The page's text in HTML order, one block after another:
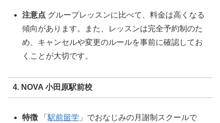
注意点 グループレッスンに比べて、料金は高くなる
傾向があります。また、レッスンは完全予約制のた
め、キャンセルや変更のルールを事前に確認してお
くことが大切です。
4. NOVA 小田原駅前校
特徴 「駅前留学 」でおなじみの月謝制スクールで